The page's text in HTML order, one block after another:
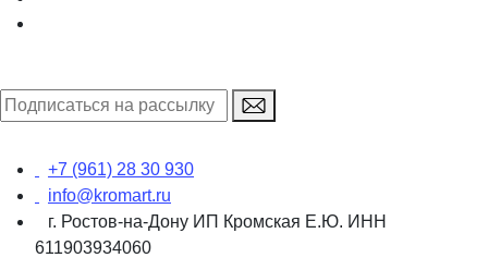
+7 (961) 28 30 930
info@kromart.ru
г. Ростов-на-Дону ИП Кромская Е.Ю. ИНН
611903934060